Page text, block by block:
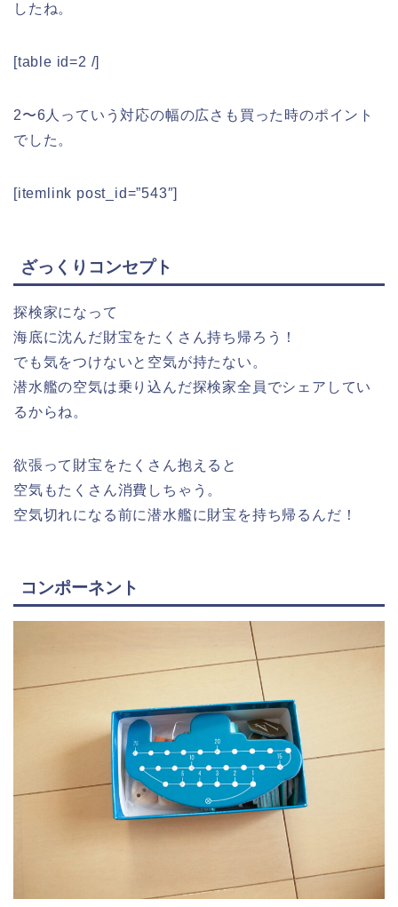
したね。
[table id=2 /]
2〜6人っていう対応の幅の広さも買った時のポイント
でした。
[itemlink post_id=”543″]
ざっくりコンセプト
探検家になって
海底に沈んだ財宝をたくさん持ち帰ろう！
でも気をつけないと空気が持たない。
潜水艦の空気は乗り込んだ探検家全員でシェアしてい
るからね。
欲張って財宝をたくさん抱えると
空気もたくさん消費しちゃう。
空気切れになる前に潜水艦に財宝を持ち帰るんだ！
コンポーネント